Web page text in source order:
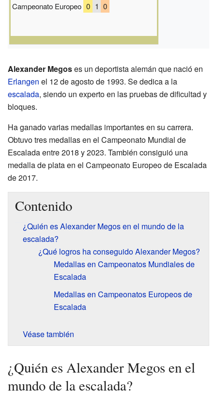
Campeonato Europeo 0 1 0
Alexander Megoses un deportista alemán que nació en
Erlangen el 12 de agosto de 1993. Se dedica a la
escalada, siendo un experto en las pruebas de dificultad y
bloques.
Ha ganado varias medallas importantes en su carrera.
Obtuvo tres medallas en el Campeonato Mundial de
Escalada entre 2018 y 2023. También consiguió una
medalla de plata en el Campeonato Europeo de Escalada
de 2017.
Contenido
¿Quién es Alexander Megos en el mundo de la
escalada?
¿Qué logros ha conseguido Alexander Megos?
Medallas en Campeonatos Mundiales de
Escalada
Medallas en Campeonatos Europeos de
Escalada
Véase también
¿Quién es Alexander Megos en el
mundo de la escalada?